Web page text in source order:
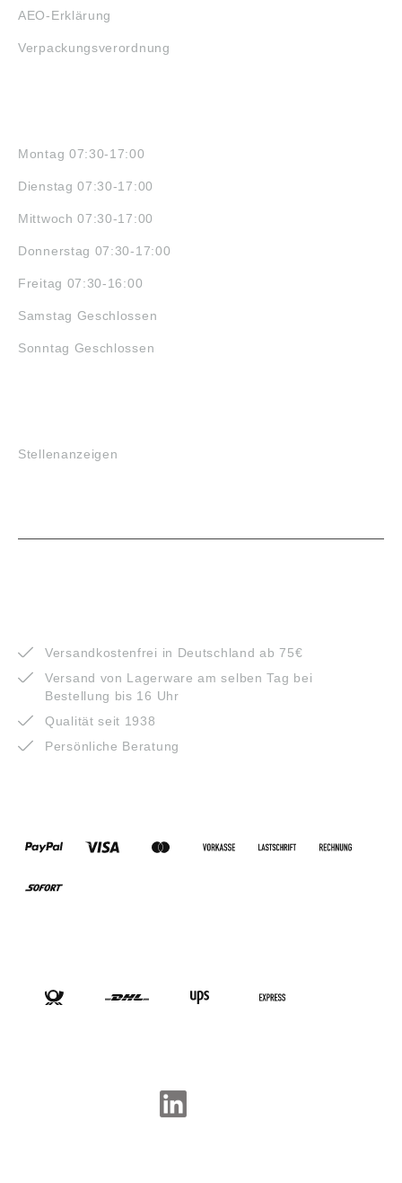
AEO-Erklärung
Verpackungsverordnung
Montag 07:30-17:00
Dienstag 07:30-17:00
Mittwoch 07:30-17:00
Donnerstag 07:30-17:00
Freitag 07:30-16:00
Samstag Geschlossen
Sonntag Geschlossen
Stellenanzeigen
Versandkostenfrei in Deutschland ab 75€
Versand von Lagerware am selben Tag bei
Bestellung bis 16 Uhr
Qualität seit 1938
Persönliche Beratung